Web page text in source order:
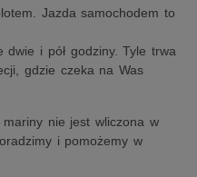
Jazda samochodem to
i pół godziny. Tyle trwa
gdzie czeka na Was
nie jest wliczona w
i pomożemy w